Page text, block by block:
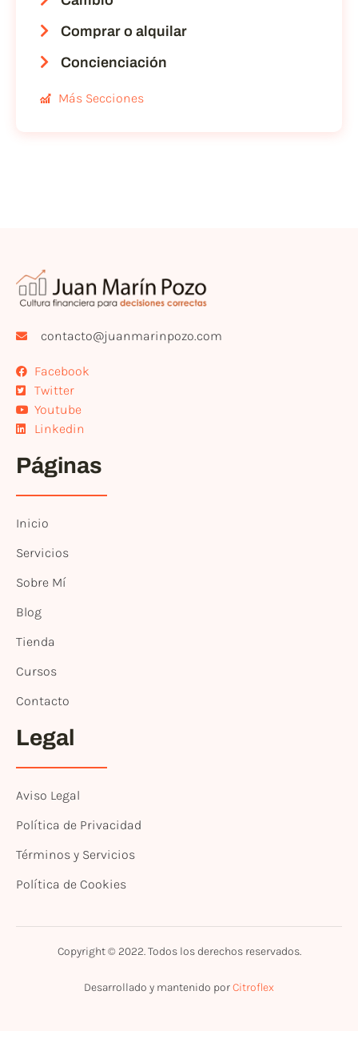
Comprar o alquilar
Concienciación
Más Secciones
contacto@juanmarinpozo.com
Facebook
Twitter
Youtube
Linkedin
Páginas
Inicio
Servicios
Sobre Mí
Blog
Tienda
Cursos
Contacto
Legal
Aviso Legal
Política de Privacidad
Términos y Servicios
Política de Cookies
Copyright © 2022. Todos los derechos reservados.
Desarrollado y mantenido porCitroflex